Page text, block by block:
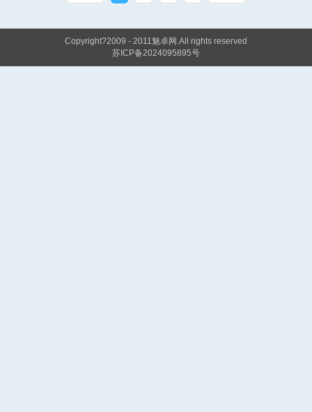
Copyright?2009 - 2011魅卓网 .All rights reserved
苏ICP备2024095895号